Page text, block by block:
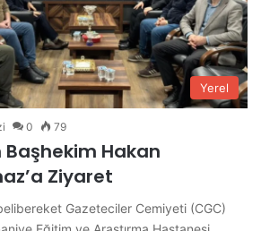
Yerel
0 79
Başhekim Hakan
Ziyaret
Gazeteciler Cemiyeti (CGC)